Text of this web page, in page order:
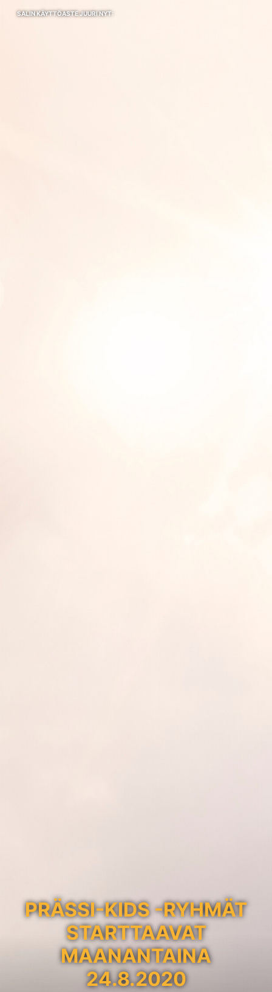
SALIN KÄYTTÖASTE JUURI NYT:
PRÄSSI-KIDS -RYHMÄT
STARTTAAVAT
MAANANTAINA
24.8.2020